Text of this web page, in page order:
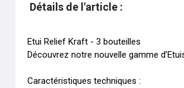
Détails de l'article :
Etui Relief Kraft - 3 bouteilles
Découvrez notre nouvelle gamme
Caractéristiques techniques :